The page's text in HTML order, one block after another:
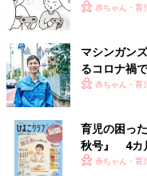
赤ちゃん・育
マシンガン
るコロナ禍
赤ちゃん・育
育児の困っ
秋号』 4カ
いっぱい！
赤ちゃん・育